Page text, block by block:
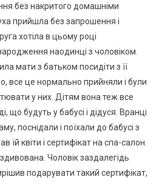
без накритого домашніми
прийшла без запрошення і
хотіла в цьому році
наодинці з чоловіком.
мати з батьком посидіти з її
все це нормально прийняли і були
у них. Дітям вона теж все
що будуть у бабусі і дідуся. Вранці
поснідали і поїхали до бабусі з
їй квіти і сертифікат на спа-салон.
Чоловік заздалегідь
подарувати такий сертифікат,